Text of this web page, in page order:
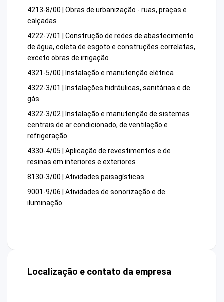
4213-8/00 | Obras de urbanização - ruas, praças e
calçadas
4222-7/01 | Construção de redes de abastecimento
de água, coleta de esgoto e construções correlatas,
exceto obras de irrigação
4321-5/00 | Instalação e manutenção elétrica
4322-3/01 | Instalações hidráulicas, sanitárias e de
gás
4322-3/02 | Instalação e manutenção de sistemas
centrais de ar condicionado, de ventilação e
refrigeração
4330-4/05 | Aplicação de revestimentos e de
resinas em interiores e exteriores
8130-3/00 | Atividades paisagísticas
9001-9/06 | Atividades de sonorização e de
iluminação
Localização e contato da empresa